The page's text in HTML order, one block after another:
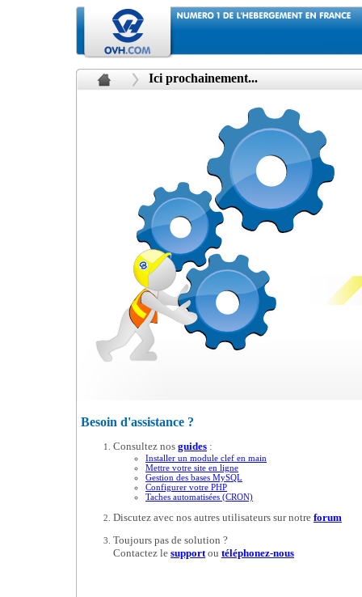
Ici prochainement...
Besoin d'assistance ?
Consultez nos guides :
Installer un module clef en main
Mettre votre site en ligne
Gestion des bases MySQL
Configurer votre PHP
Taches automatisées (CRON)
Discutez avec nos autres utilisateurs sur notre forum
Toujours pas de solution ?
Contactez le supportou téléphonez-nous